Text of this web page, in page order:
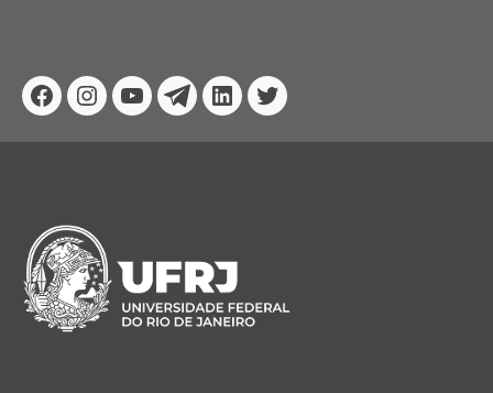
Facebook
Instagram
YoutubeTelegram
Linkedin
Twitter